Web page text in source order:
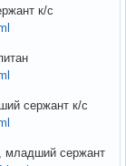
к/с
сержант к/с
младший сержант